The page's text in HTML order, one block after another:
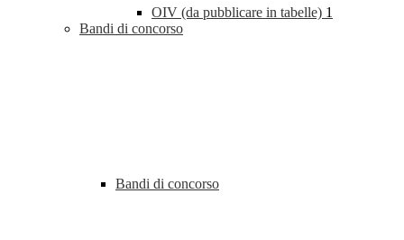
OIV (da pubblicare in tabelle) 1
Bandi di concorso
Bandi di concorso